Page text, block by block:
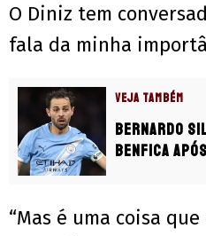
O Diniz tem
fala da minha
VEJA TAMBÉM
Bernardo
Benfica
“Mas é uma coisa